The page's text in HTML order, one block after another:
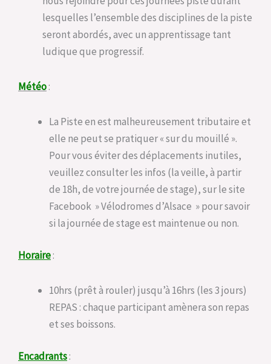
lesquelles l’ensemble des disciplines de la piste
seront abordés, avec un apprentissage tant
ludique que progressif.
Météo:
La Piste en est malheureusement tributaire et
elle ne peut se pratiquer « sur du mouillé ».
Pour vous éviter des déplacements inutiles,
veuillez consulter les infos (la veille, à partir
de 18h, de votre journée de stage), sur le site
Facebook » Vélodromes d’Alsace » pour savoir
si la journée de stage est maintenue ou non.
Horaire:
10hrs (prêt à rouler) jusqu’à 16hrs (les 3 jours)
REPAS : chaque participant amènera son repas
et ses boissons.
Encadrants: